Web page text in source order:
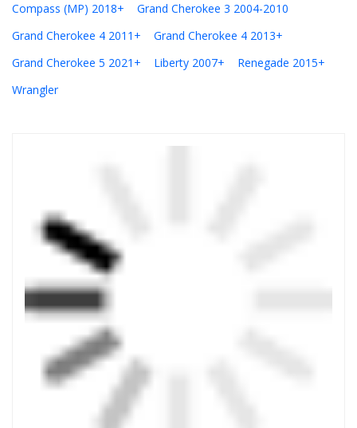
Compass (MP) 2018+
Grand Cherokee 3 2004-2010
Grand Cherokee 4 2011+
Grand Cherokee 4 2013+
Grand Cherokee 5 2021+
Liberty 2007+
Renegade 2015+
Wrangler